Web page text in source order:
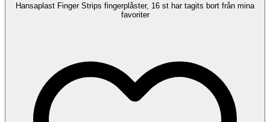
Hansaplast Finger Strips fingerplåster, 16 st har tagits bort från mina
favoriter